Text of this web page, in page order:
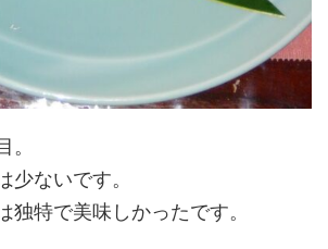
。
少ないです。
独特で美味しかったです。